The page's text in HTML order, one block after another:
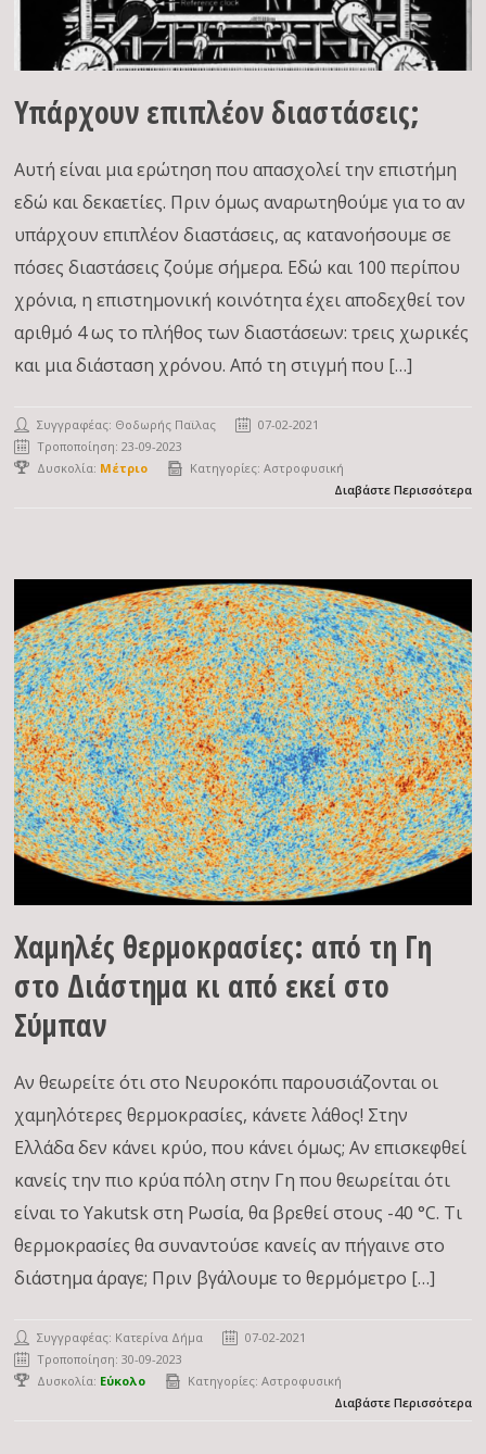
Υπάρχουν επιπλέον διαστάσεις;
Αυτή είναι μια ερώτηση που απασχολεί την επιστήμη
εδώ και δεκαετίες. Πριν όμως αναρωτηθούμε για το αν
υπάρχουν επιπλέον διαστάσεις, ας κατανοήσουμε σε
πόσες διαστάσεις ζούμε σήμερα. Εδώ και 100 περίπου
χρόνια, η επιστημονική κοινότητα έχει αποδεχθεί τον
αριθμό 4 ως το πλήθος των διαστάσεων: τρεις χωρικές
και μια διάσταση χρόνου. Από τη στιγμή που […]
Συγγραφέας: Θοδωρής Παϊλας
07-02-2021
Τροποποίηση: 23-09-2023
Δυσκολία: Μέτριο Κατηγορίες:Αστροφυσική
Διαβάστε Περισσότερα
Χαμηλές θερμοκρασίες: από τη Γη
στο Διάστημα κι από εκεί στο
Σύμπαν
Αν θεωρείτε ότι στο Νευροκόπι παρουσιάζονται οι
χαμηλότερες θερμοκρασίες, κάνετε λάθος! Στην
Ελλάδα δεν κάνει κρύο, που κάνει όμως; Αν επισκεφθεί
κανείς την πιο κρύα πόλη στην Γη που θεωρείται ότι
είναι το Yakutsk στη Ρωσία, θα βρεθεί στους -40 °C. Τι
θερμοκρασίες θα συναντούσε κανείς αν πήγαινε στο
διάστημα άραγε; Πριν βγάλουμε το θερμόμετρο […]
Συγγραφέας: Κατερίνα Δήμα
07-02-2021
Τροποποίηση: 30-09-2023
Δυσκολία: Εύκολο Κατηγορίες:Αστροφυσική
Διαβάστε Περισσότερα